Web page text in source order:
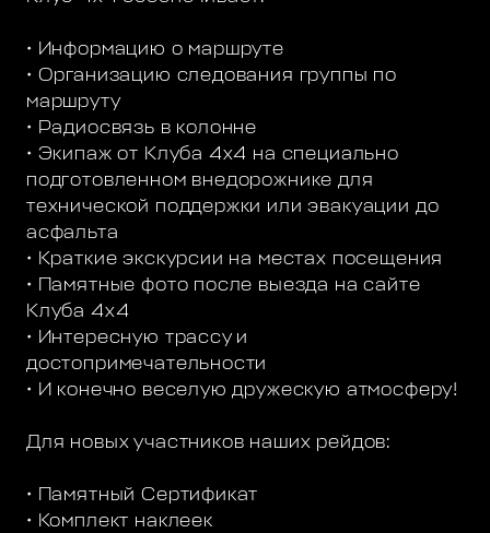
• Информацию о маршруте
• Организацию следования группы по
маршруту
• Радиосвязь в колонне
• Экипаж от Клуба 4х4 на специально
подготовленном внедорожнике для
технической поддержки или эвакуации до
асфальта
• Краткие экскурсии на местах посещения
• Памятные фото после выезда на сайте
Клуба 4х4
• Интересную трассу и
достопримечательности
• И конечно веселую дружескую атмосферу!
Для новых участников наших рейдов:
• Памятный Сертификат
• Комплект наклеек